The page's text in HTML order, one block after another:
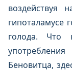
воздействуя
гипоталамусе
голода. Что
Беновитца,